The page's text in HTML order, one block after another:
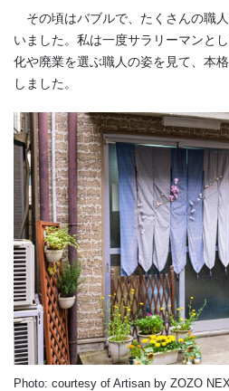
その頃はバブルで、たくさんの職
いました。私は一度サラリーマンと
化や廃業を選ぶ職人の姿を見て、本
しました。
Photo: courtesy of Artisan by ZOZO